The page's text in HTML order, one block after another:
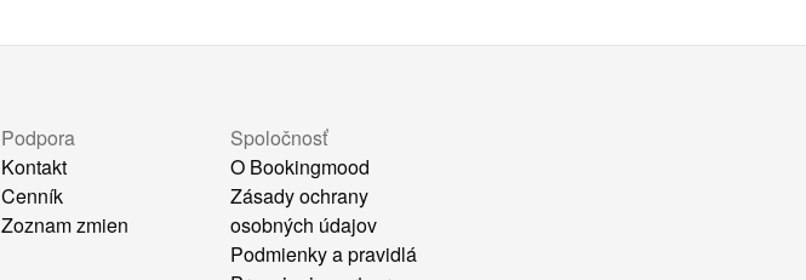
Podpora
Kontakt
Cenník
Zoznam zmien
Spoločnosť
O Bookingmood
Zásady ochrany
osobných údajov
Podmienky a pravidlá